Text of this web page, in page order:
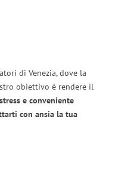
di Venezia, dove la
obiettivo è rendere il
e conveniente
con ansia la tua